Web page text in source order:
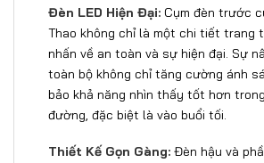
Đèn LED Hiện Đại:Cụm đèn trước
Thao không chỉ là một chi tiết trang
nhấn về an toàn và sự hiện đại. Sự
toàn bộ không chỉ tăng cường ánh
bảo khả năng nhìn thấy tốt hơn
đường, đặc biệt là vào buổi tối.
Thiết Kế Gọn Gàng:Đèn hậu và